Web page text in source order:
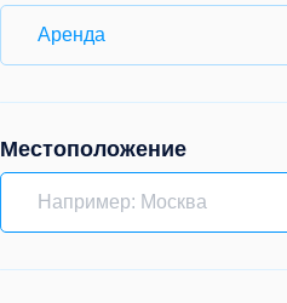
Аренда
Местоположение